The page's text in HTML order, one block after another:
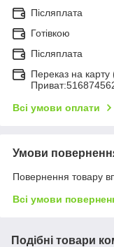
Післяплата
Готівкою
Післяплата
Переказ на карту
Всі умови оплати
Умови
Повернення товару
Всі умови
Подібні товари